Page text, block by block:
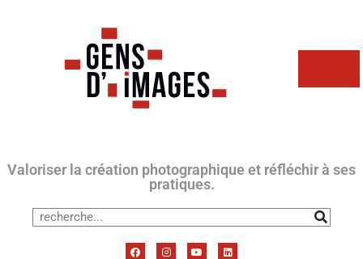
Valoriser la création photographique et réfléchir à ses
pratiques.